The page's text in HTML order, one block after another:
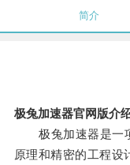
简介
极兔加速器官网版介
极兔加速器是一项
原理和精密的工程设